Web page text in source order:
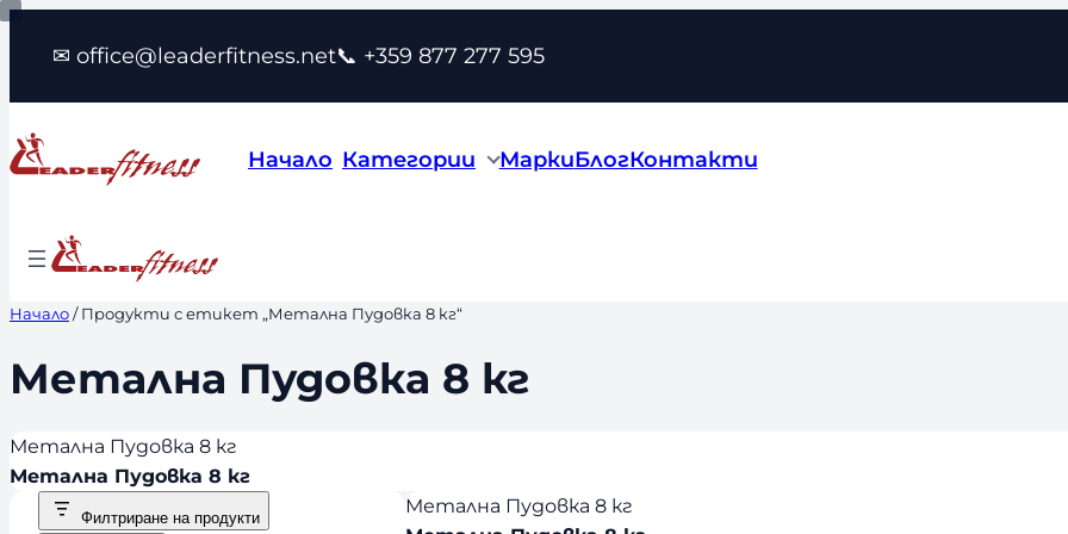
Към
съдържанието
✉ office@leaderfitness.net📞 +359 877 277 595
Начало Категории МаркиБлогКонтакти
Начало/ Продукти с етикет „Метална Пудовка 8 кг“
Метална Пудовка 8 кг
Метална Пудовка 8 кг
Метална Пудовка 8 кг
Филтриране на продукти
Метална Пудовка 8 кг